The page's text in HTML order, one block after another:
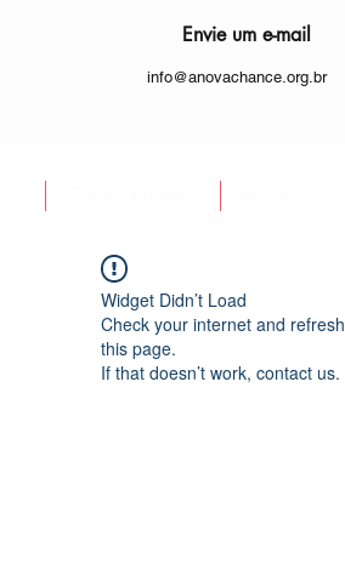
Envie um e-mail
info@anovachance.org.br
Widget Didn’t Load
Check your internet and refresh
this page.
If that doesn’t work, contact us.